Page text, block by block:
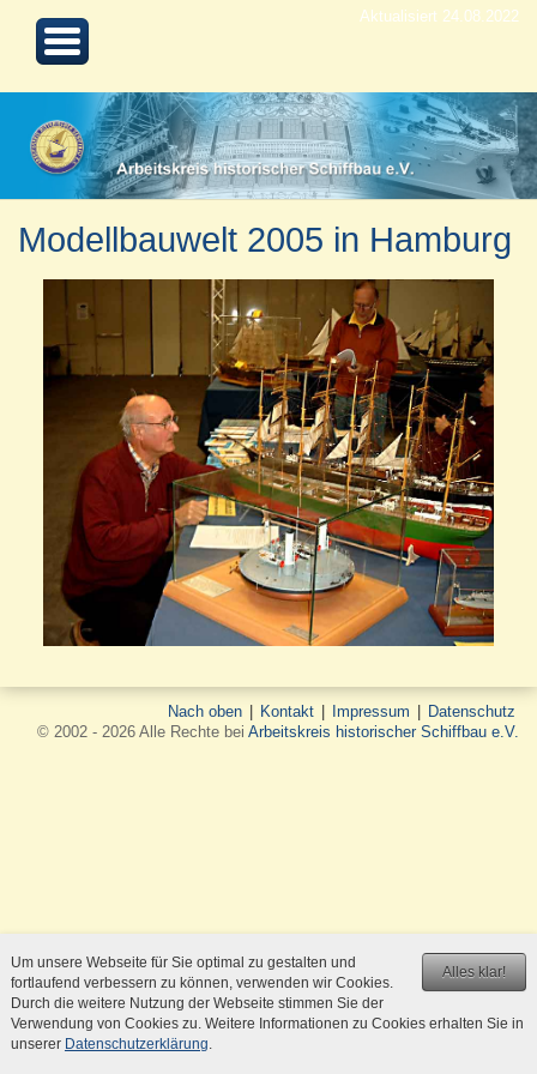
Aktualisiert 24.08.2022
Modellbauwelt 2005 in Hamburg
Nach oben Kontakt Impressum
Datenschutz
© 2002 - 2026 Alle Rechte bei Arbeitskreis historischer Schiffbau e.V.
Alles klar!
Um unsere Webseite für Sie optimal zu gestalten und
fortlaufend verbessern zu können, verwenden wir Cookies.
Durch die weitere Nutzung der Webseite stimmen Sie der
Verwendung von Cookies zu. Weitere Informationen zu Cookies erhalten Sie in
unserer Datenschutzerklärung